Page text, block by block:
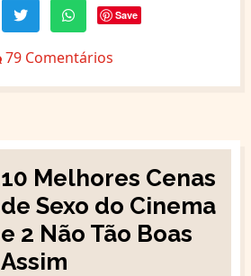
Save
79 Comentários
10 Melhores Cenas
de Sexo do Cinema
e 2 Não Tão Boas
Assim